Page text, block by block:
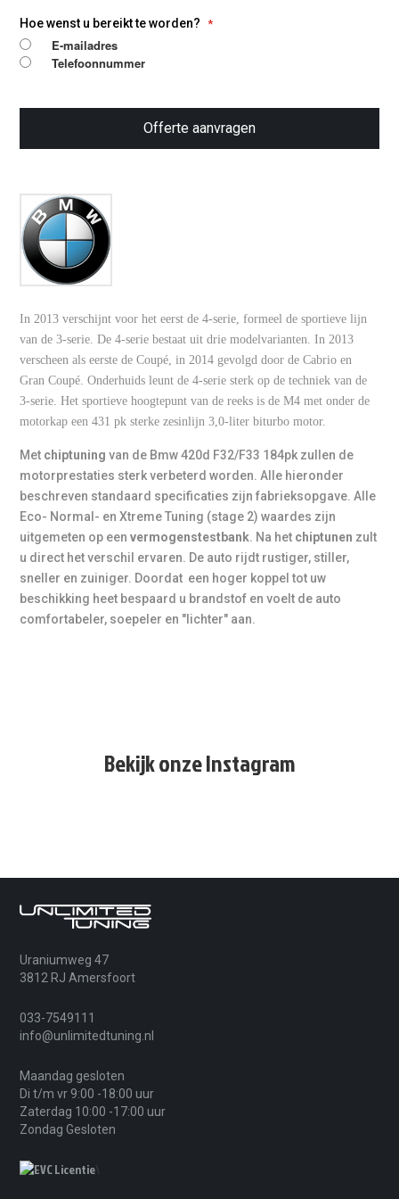
dagelijks gebruik. Goede chiptuning op maat
draait bij dit model niet alleen om meer pk’s, maar
juist ook om een vollere trekkracht en minder
dienst, waardoor wij de software volledig op maat en
naar wens kunnen ontwikkelen. Zo krijg je geen
generiek bestand, maar echte
voor jouw BMW 420d F32/F33.
* Inbouw op locatie
voor professionele installatie. Starttarief is € 85,- ex BTW
+ gereden km's. Niet elk voertuig kan op locatie getuned
worden.
** Vermogensmeting
Dit model is achterwielaangedreven (RWD), daarom
geldt het tarief€ 75,-. Een meting vóór en ná tuning is
mogelijk inclusief rapport.(Bij xDrive/4x4 hanteren we €
100,-.)
*** Tuning onder sportknop
In normale modus blijft het originele vermogen actief. In
Sport / Sport+wordt automatisch de tuning
Wij adviseren bij extra koppel om de automaat mee te
optimaliseren voor sneller schakelen, hogere
F32/F33?
optimaliseren binnen veilige marges en
stemmen de software af op de staat van de
model?
Wij hebben eigen programmeurs in dienst.
Daardoor kunnen we de software écht op maat
en naar wens maken, afgestemd op jouw BMW,
Hoe wenst u bereikt te worden?
E-mailadres
Telefoonnummer
Offerte aanvragen
In 2013 verschijnt voor het eerst de 4-serie, formeel de sportieve lijn
van de 3-serie. De 4-serie bestaat uit drie modelvarianten. In 2013
verscheen als eerste de Coupé, in 2014 gevolgd door de Cabrio en
Gran Coupé. Onderhuids leunt de 4-serie sterk op de techniek van de
3-serie. Het sportieve hoogtepunt van de reeks is de M4 met onder de
motorkap een 431 pk sterke zesinlijn 3,0-liter biturbo motor.
Met chiptuningvan de Bmw 420d F32/F33 184pk zullen de
motorprestaties sterk verbeterd worden. Alle hieronder
beschreven standaard specificaties zijn fabrieksopgave. Alle
Eco- Normal- en Xtreme Tuning (stage 2) waardes zijn
uitgemeten op eenvermogenstestbank. Na het chiptunen zult
u direct het verschil ervaren. De auto rijdt rustiger, stiller,
sneller en zuiniger. Doordat een hoger koppel tot uw
beschikking heet bespaard u brandstof en voelt de auto
comfortabeler, soepeler en "lichter" aan.
Bekijk onze Instagram
Uraniumweg 47
3812 RJ Amersfoort
033-7549111
info@unlimitedtuning.nl
Maandag gesloten
Di t/m vr 9:00 -18:00 uur
Zaterdag 10:00 -17:00 uur
Zondag Gesloten